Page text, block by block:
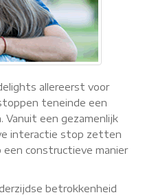
allereerst voor
teneinde een
een gezamenlijk
interactie stop zetten
constructieve manier
betrokkenheid